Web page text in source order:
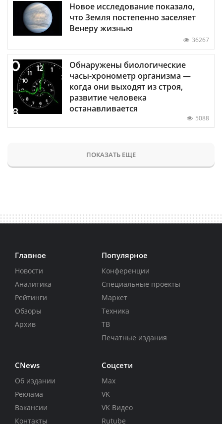
Новое исследование показало,
что Земля постепенно заселяет
Венеру жизнью
36267
Обнаружены биологические
часы-хронометр организма —
когда они выходят из строя,
развитие человека
останавливается
5088
ПОКАЗАТЬ ЕЩЕ
Главное
Новости
Аналитика
Рейтинги
Обзоры
Архив
Популярное
Конференции
Специальные проекты
Маркет
Техника
ТВ
Печатные издания
CNews
Об издании
Реклама
Вакансии
Контакты
Соцсети
Max
VK
VK Видео
Rutube